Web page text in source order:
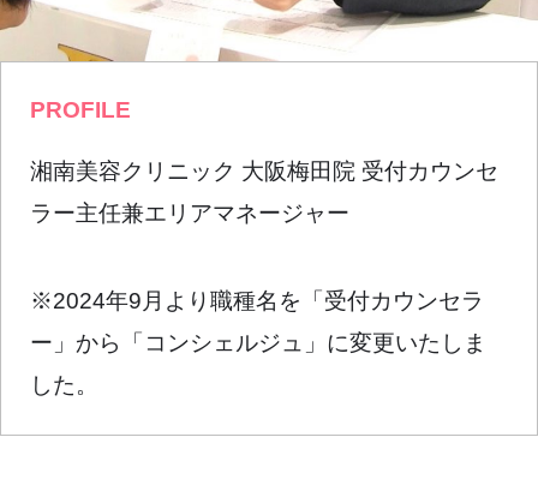
PROFILE
湘南美容クリニック 大阪梅田院 受付カウンセ
ラー主任兼エリアマネージャー
※2024年9月より職種名を「受付カウンセラ
ー」から「コンシェルジュ」に変更いたしま
した。